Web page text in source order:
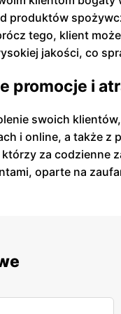
produktów
tego, klient
jakości, co
promocje i
swoich
i online, a także z
za codzienne
oparte na